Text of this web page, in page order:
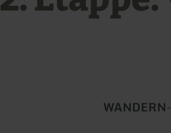
Art
WANDERN-